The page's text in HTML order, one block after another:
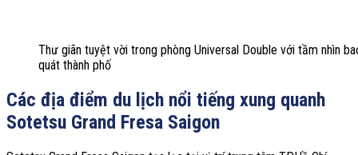
Thư giãn tuyệt vời trong phòng Universal Double với tầm nhìn
quát thành phố
Các địa điểm du lịch nổi tiếng xung quanh
Sotetsu Grand Fresa Saigon